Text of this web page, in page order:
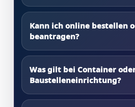
Kann ich online bestellen
beantragen?
Was gilt bei Container
Baustelleneinrichtung?